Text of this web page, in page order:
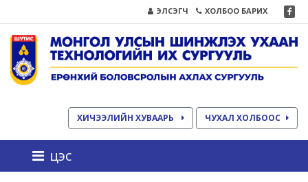
ЭЛСЭГЧ ХОЛБОО БАРИХ
ХИЧЭЭЛИЙН ХУВААРЬ ЧУХАЛ ХОЛБООС
цэс